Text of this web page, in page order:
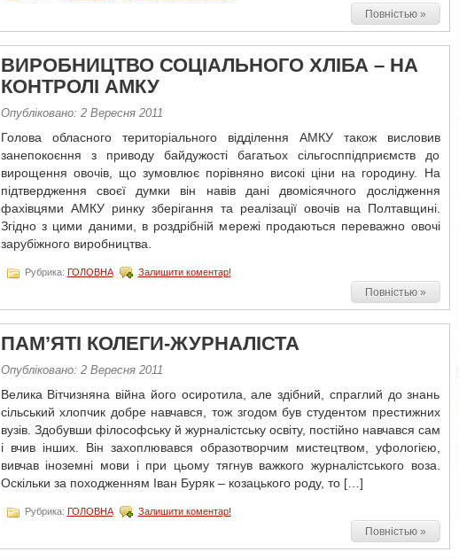
Повністью »
ВИРОБНИЦТВО СОЦІАЛЬНОГО ХЛІБА – НА
КОНТРОЛІ АМКУ
Опубліковано: 2 Вересня 2011
Голова обласного територіального відділення АМКУ також висловив
занепокоєння з приводу байдужості багатьох сільгосппідприємств до
вирощення овочів, що зумовлює порівняно високі ціни на городину. На
підтвердження своєї думки він навів дані двомісячного дослідження
фахівцями АМКУ ринку зберігання та реалізації овочів на Полтавщині.
Згідно з цими даними, в роздрібній мережі продаються переважно овочі
зарубіжного виробництва.
Рубрика: ГОЛОВНА Залишити коментар!
Повністью »
ПАМ’ЯТІ КОЛЕГИ-ЖУРНАЛІСТА
Опубліковано: 2 Вересня 2011
Велика Вітчизняна війна його осиротила, але здібний, спраглий до знань
сільський хлопчик добре навчався, тож згодом був студентом престижних
вузів. Здобувши філософську й журналістську освіту, постійно навчався сам
і вчив інших. Він захоплювався образотворчим мистецтвом, уфологією,
вивчав іноземні мови і при цьому тягнув важкого журналістського воза.
Оскільки за походженням Іван Буряк – козацького роду, то […]
Рубрика: ГОЛОВНА Залишити коментар!
Повністью »